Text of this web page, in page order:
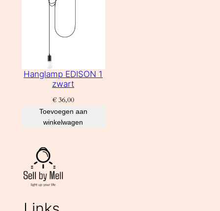
Hanglamp EDISON 1
zwart
€36,00
Toevoegen aan
winkelwagen